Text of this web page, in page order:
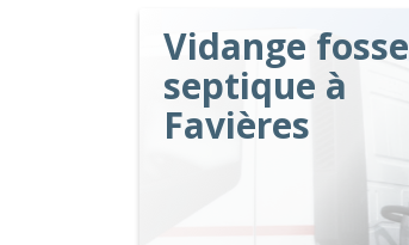
Vidange fosse
septique à
Favières